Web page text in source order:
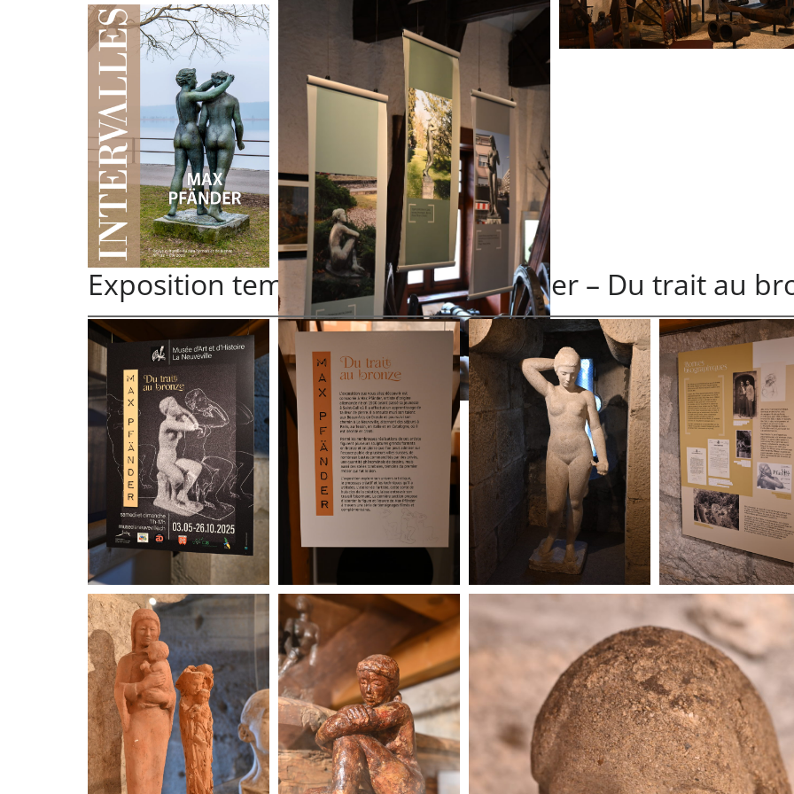
Exposition temporaire – Max Pfänder – Du trait au